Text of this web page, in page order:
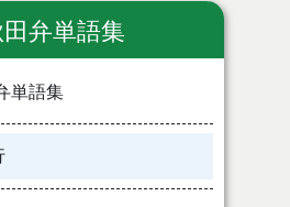
弁単語集
単語集